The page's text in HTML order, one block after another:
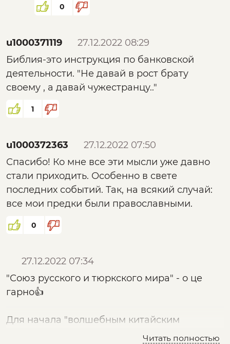
данному вопросу и сообщил, что
никого)))
0
u1000371119
27.12.2022 08:29
Библия-это инструкция по банковской
деятельности. "Не давай в рост брату
своему , а давай чужестранцу.."
1
u1000372363
27.12.2022 07:50
Спасибо! Ко мне все эти мысли уже давно
стали приходить. Особенно в свете
последних событий. Так, на всякий случай:
все мои предки были православными.
0
27.12.2022 07:34
"Союз русского и тюркского мира" - о це
гарно👍
Для начала "волшебным китайским
карандашом" следует очиститьЧитать полностью